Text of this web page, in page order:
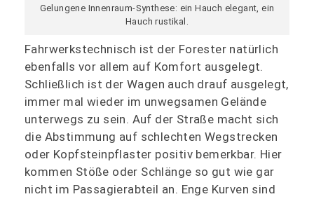
Gelungene Innenraum-Synthese: ein Hauch elegant, ein
Hauch rustikal.
Fahrwerkstechnisch ist der Forester natürlich
ebenfalls vor allem auf Komfort ausgelegt.
Schließlich ist der Wagen auch drauf ausgelegt,
immer mal wieder im unwegsamen Gelände
unterwegs zu sein. Auf der Straße macht sich
die Abstimmung auf schlechten Wegstrecken
oder Kopfsteinpflaster positiv bemerkbar. Hier
kommen Stöße oder Schlänge so gut wie gar
nicht im Passagierabteil an. Enge Kurven sind